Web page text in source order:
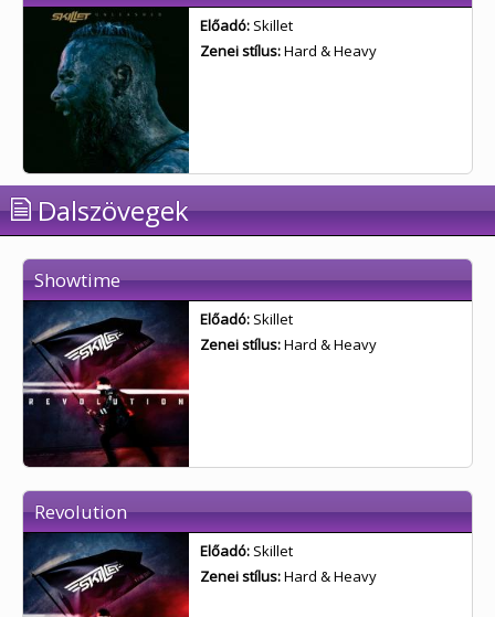
Előadó: Skillet
Zenei stílus:Hard & Heavy
Dalszövegek
Showtime
Előadó: Skillet
Zenei stílus:Hard & Heavy
Revolution
Előadó: Skillet
Zenei stílus:Hard & Heavy